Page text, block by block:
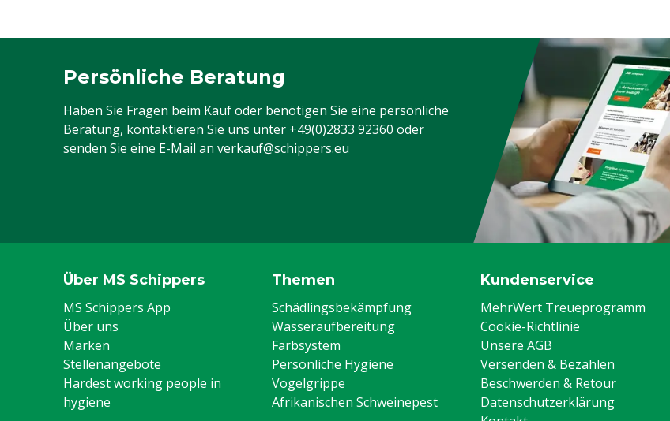
Tierartenspezifisch
Kälber, Milchkühe, Mastkalb, Mastkuh
Inhalt
200 L
Persönliche Beratung
Haben Sie Fragen beim Kauf oder benötigen Sie eine persönliche
Beratung, kontaktieren Sie uns unter +49(0)2833 92360 oder
senden Sie eine E-Mail an verkauf@schippers.eu
Über MS Schippers
MS Schippers App
Über uns
Marken
Stellenangebote
Hardest working people in
hygiene
Themen
Schädlingsbekämpfung
Wasseraufbereitung
Farbsystem
Persönliche Hygiene
Vogelgrippe
Afrikanischen Schweinepest
Kundenservice
MehrWert Treueprogramm
Cookie-Richtlinie
Unsere AGB
Versenden & Bezahlen
Beschwerden & Retour
Datenschutzerklärung